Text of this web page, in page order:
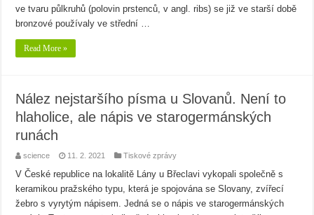
ve tvaru půlkruhů (polovin prstenců, v angl. ribs) se již ve starší době
bronzové používaly ve střední …
Read More »
Nález nejstaršího písma u Slovanů. Není to
hlaholice, ale nápis ve starogermánských
runách
science 11. 2. 2021 Tiskové zprávy
V České republice na lokalitě Lány u Břeclavi vykopali společně s
keramikou pražského typu, která je spojována se Slovany, zvířecí
žebro s vyrytým nápisem. Jedná se o nápis ve starogermánských